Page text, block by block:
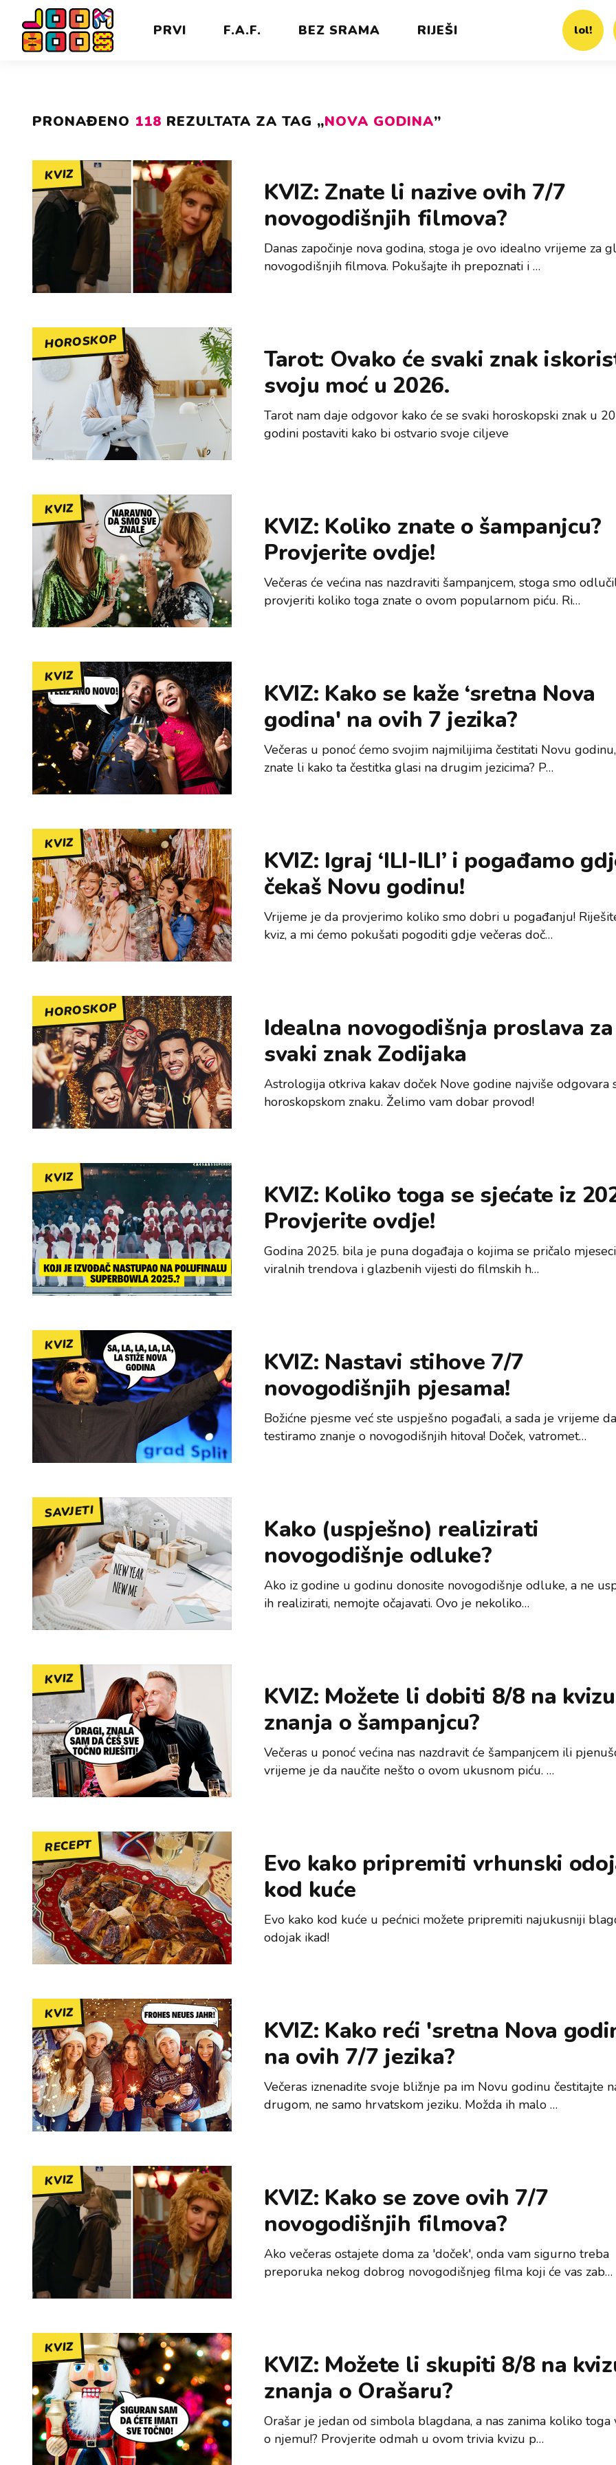
PRVI F.A.F. BEZ SRAMA RIJEŠI lol!
PRONAĐENO 118 REZULTATA ZA TAG „NOVA GODINA”
KVIZ
KVIZ: Znate li nazive ovih 7/7
novogodišnjih filmova?
Danas započinje nova godina, stoga je ovo idealno vrijeme za
novogodišnjih filmova. Pokušajte ih prepoznati i …
HOROSKOP
Tarot: Ovako će svaki znak
svoju moć u 2026.
Tarot nam daje odgovor kako će se svaki horoskopski znak u
godini postaviti kako bi ostvario svoje ciljeve
KVIZ
KVIZ: Koliko znate o šampanjcu?
Provjerite ovdje!
Večeras će većina nas nazdraviti šampanjcem, stoga smo
provjeriti koliko toga znate o ovom popularnom piću. Ri…
KVIZ
KVIZ: Kako se kaže ‘sretna Nova
godina' na ovih 7 jezika?
Večeras u ponoć ćemo svojim najmilijima čestitati Novu
znate li kako ta čestitka glasi na drugim jezicima? P…
KVIZ
KVIZ: Igraj ‘ILI-ILI’ i pogađamo
čekaš Novu godinu!
Vrijeme je da provjerimo koliko smo dobri u pogađanju!
kviz, a mi ćemo pokušati pogoditi gdje večeras doč…
HOROSKOP
Idealna novogodišnja proslava za
svaki znak Zodijaka
Astrologija otkriva kakav doček Nove godine najviše odgovara
horoskopskom znaku. Želimo vam dobar provod!
KVIZ
KVIZ: Koliko toga se sjećate iz
Provjerite ovdje!
Godina 2025. bila je puna događaja o kojima se pričalo
viralnih trendova i glazbenih vijesti do filmskih h…
KVIZ
KVIZ: Nastavi stihove 7/7
novogodišnjih pjesama!
Božićne pjesme već ste uspješno pogađali, a sada je vrijeme da
testiramo znanje o novogodišnjih hitova! Doček, vatromet…
SAVJETI
Kako (uspješno) realizirati
novogodišnje odluke?
Ako iz godine u godinu donosite novogodišnje odluke, a ne
ih realizirati, nemojte očajavati. Ovo je nekoliko…
KVIZ
KVIZ: Možete li dobiti 8/8 na kvizu
znanja o šampanjcu?
Večeras u ponoć većina nas nazdravit će šampanjcem ili
vrijeme je da naučite nešto o ovom ukusnom piću. …
RECEPT
Evo kako pripremiti vrhunski
kod kuće
Evo kako kod kuće u pećnici možete pripremiti najukusniji
odojak ikad!
KVIZ
KVIZ: Kako reći 'sretna Nova
na ovih 7/7 jezika?
Večeras iznenadite svoje bližnje pa im Novu godinu čestitajte
drugom, ne samo hrvatskom jeziku. Možda ih malo …
KVIZ
KVIZ: Kako se zove ovih 7/7
novogodišnjih filmova?
Ako večeras ostajete doma za 'doček', onda vam sigurno treba
preporuka nekog dobrog novogodišnjeg filma koji će vas zab…
KVIZ
KVIZ: Možete li skupiti 8/8 na
znanja o Orašaru?
Orašar je jedan od simbola blagdana, a nas zanima koliko toga
o njemu!? Provjerite odmah u ovom trivia kvizu p…